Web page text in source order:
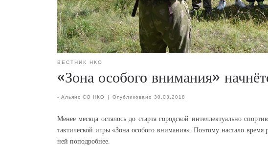
ВЕСТНИК НКО
«Зона особого внимания»
- Альянс СО НКО Опубликовано30.03.2018
Менее месяца осталось до старта городской интеллектуально
тактической игры «Зона особого внимания». Поэтому настало время
ней поподробнее.